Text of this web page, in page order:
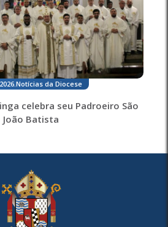
.Notícias da Diocese
celebra seu Padroeiro São
João Batista